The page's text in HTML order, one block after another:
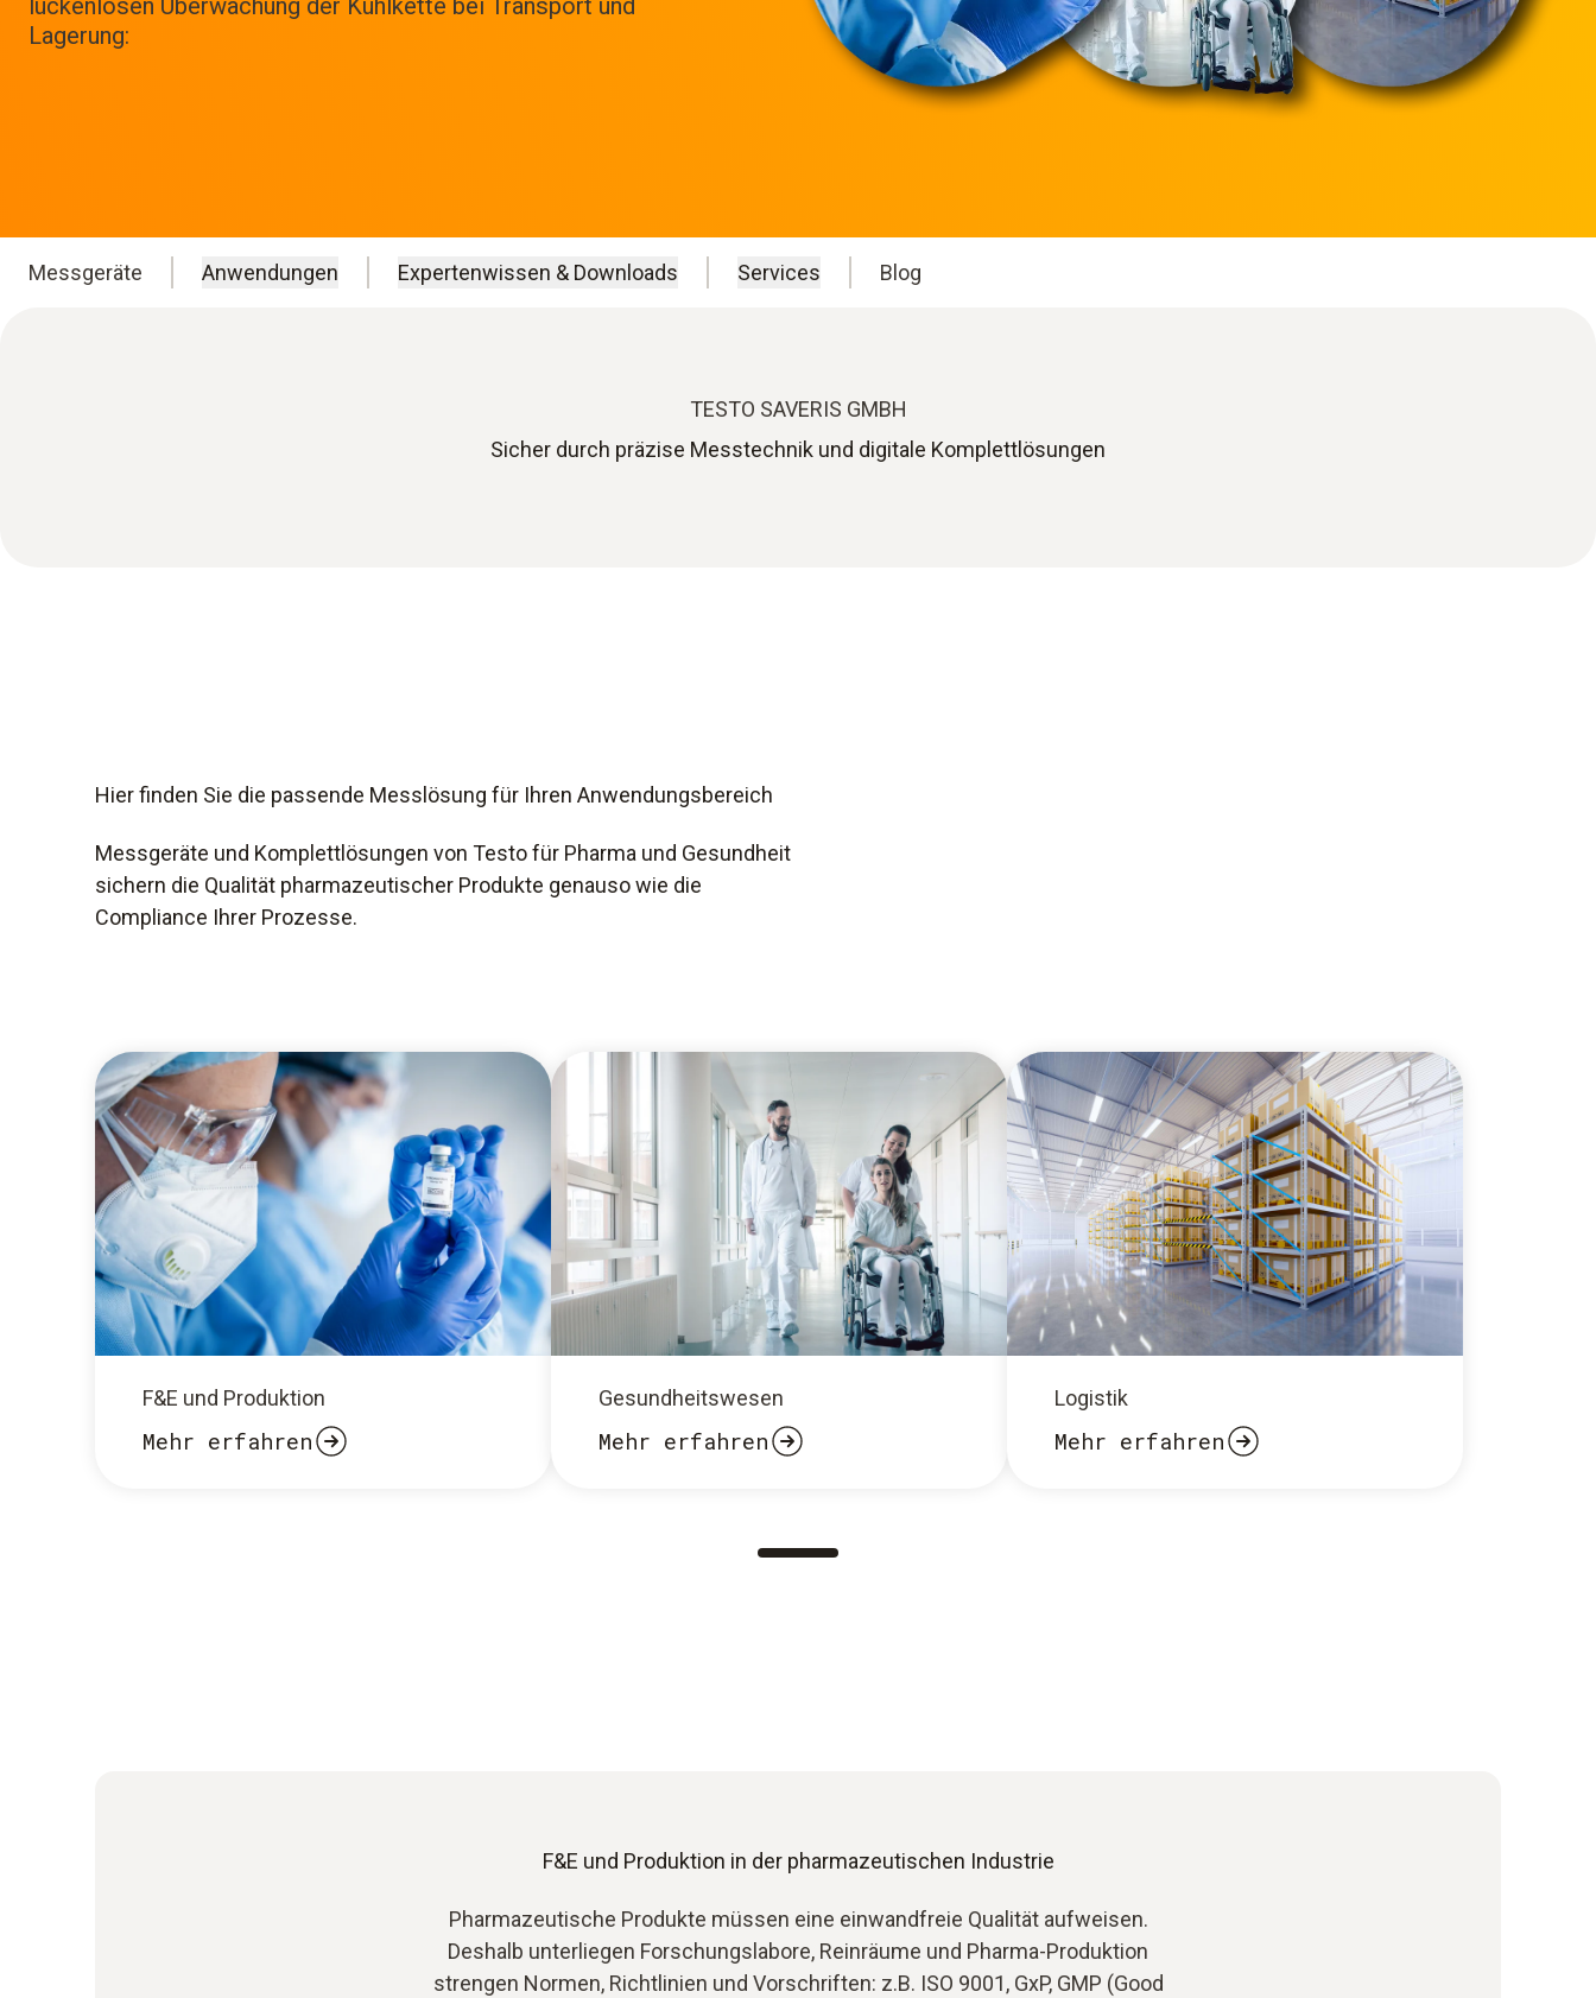
lückenlosen Überwachung der Kühlkette bei Transport und
Lagerung:
Messgeräte Anwendungen Expertenwissen & Downloads Services Blog
TESTO SAVERIS GMBH
Sicher durch präzise Messtechnik und digitale Komplettlösungen
Hier finden Sie die passende Messlösung für Ihren Anwendungsbereich
Messgeräte und Komplettlösungen von Testo für Pharma und Gesundheit
sichern die Qualität pharmazeutischer Produkte genauso wie die
Compliance Ihrer Prozesse.
F&E und Produktion
Mehr erfahren
Gesundheitswesen
Mehr erfahren
Logistik
Mehr erfahren
F&E und Produktion in der pharmazeutischen Industrie
Pharmazeutische Produkte müssen eine einwandfreie Qualität aufweisen.
Deshalb unterliegen Forschungslabore, Reinräume und Pharma-Produktion
strengen Normen, Richtlinien und Vorschriften: z.B. ISO 9001, GxP, GMP (Good